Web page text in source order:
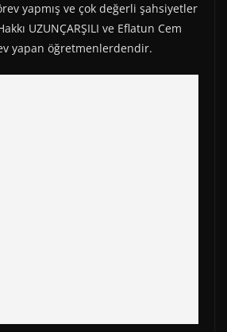
yapmış ve çok değerli şahsiyetler
UZUNÇARŞILI ve Eflatun Cem
yapan öğretmenlerdendir.